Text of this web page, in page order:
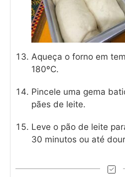
Aqueça o forno em
180ºC.
Pincele uma gema
pães de leite.
Leve o pão de leite
30 minutos ou até